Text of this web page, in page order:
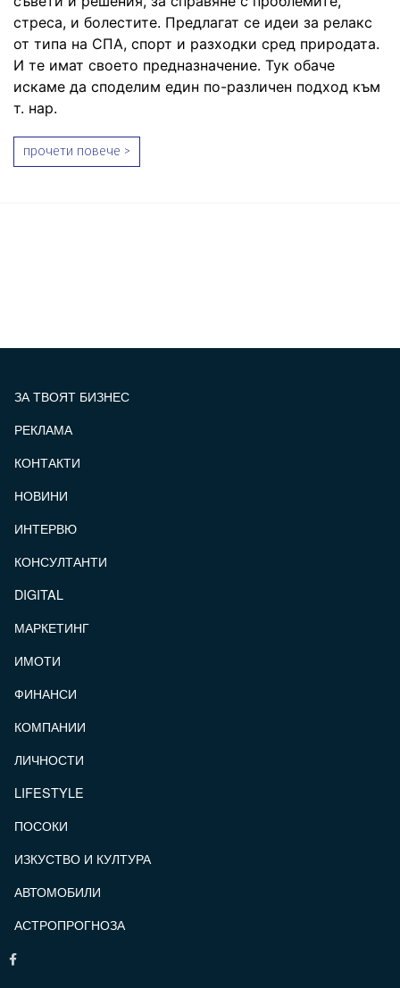
стреса, и болестите. Предлагат се идеи за релакс
от типа на СПА, спорт и разходки сред природата.
И те имат своето предназначение. Тук обаче
искаме да споделим един по-различен подход към
т. нар.
прочети повече >
ЗА ТВОЯТ БИЗНЕС
РЕКЛАМА
КОНТАКТИ
НОВИНИ
ИНТЕРВЮ
КОНСУЛТАНТИ
DIGITAL
МАРКЕТИНГ
ИМОТИ
ФИНАНСИ
КОМПАНИИ
ЛИЧНОСТИ
LIFESTYLE
ПОСОКИ
ИЗКУСТВО И КУЛТУРА
АВТОМОБИЛИ
АСТРОПРОГНОЗА